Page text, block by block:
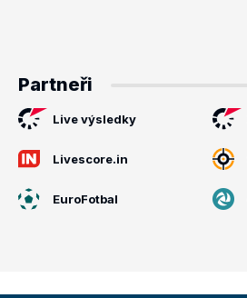
Partneři
Live výsledky
Livescore.in
EuroFotbal